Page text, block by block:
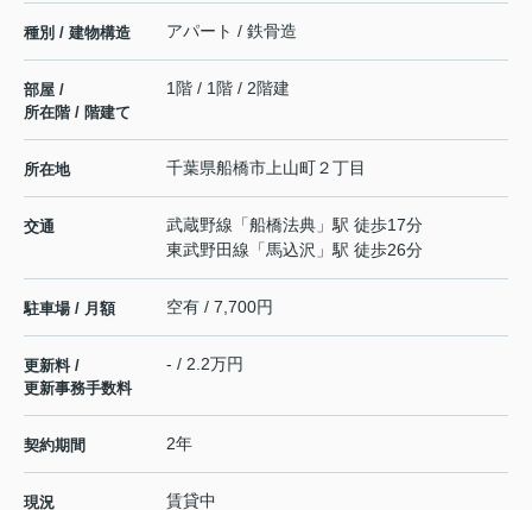
種別 / 建物構造 アパート / 鉄骨造
部屋 /
所在階 / 階建て
1階 / 1階 / 2階建
所在地 千葉県船橋市 上山町２丁目
交通 武蔵野線 「船橋法典 」駅 徒歩17分
東武野田線 「馬込沢 」駅 徒歩26分
駐車場 / 月額 空有 / 7,700円
更新料 /
更新事務手数料
- / 2.2万円
契約期間 2年
現況 賃貸中